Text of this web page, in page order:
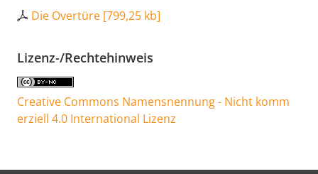
Die Overtüre [799,25 kb]
Lizenz-/Rechtehinweis
Creative Commons Namensnennung - Nicht komm
erziell 4.0 International Lizenz